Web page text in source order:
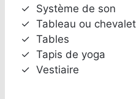
✓ Système de son
✓ Tableau ou chevalet
✓ Tables
✓ Tapis de yoga
✓ Vestiaire